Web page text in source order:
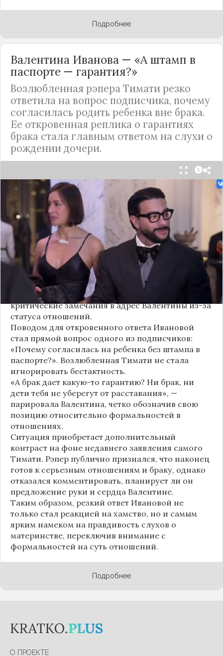
Подробнее
Валентина Иванова — «А штамп в
паспорте — гарантия?»
Возлюбленная рэпера Тимати резко
ответила на вопрос подписчика, почему
согласилась родить ребенка вне брака.
Ее откровенная реплика о гарантиях
брака стала главным ответом на слухи о
рождении дочери.
Валентина Иванова, избранница рэпера Тимати,
публично ответила на бестактный вопрос о
своем решении родить ребенка вне
официального брака. Ее резкая реакция стала
первым косвенным подтверждением слухов о
рождении дочери, ранее распространяемых
изданием «СтарХит».
Хотя сама звездная пара официально не
объявляла о пополнении, поклонники уже
засыпали их поздравлениями. Однако
некоторые комментаторы позволили себе
критические замечания в адрес Валентины из-за
статуса отношений.
Поводом для откровенного ответа Ивановой
стал прямой вопрос одного из подписчиков:
«Почему согласилась на ребенка без штампа в
паспорте?». Возлюбленная Тимати не стала
игнорировать бестактность.
«А брак дает какую-то гарантию? Ни брак, ни
дети тебя не уберегут от расставания», —
парировала Валентина, четко обозначив свою
позицию относительно формальностей в
отношениях.
Ситуация приобретает дополнительный
контраст на фоне недавнего заявления самого
Тимати. Рэпер публично признался, что наконец
готов к серьезным отношениям и браку, однако
отказался комментировать, планирует ли он
предложение руки и сердца Валентине.
Таким образом, резкий ответ Ивановой не
только стал реакцией на хамство, но и самым
ярким намеком на правдивость слухов о
материнстве, переключив внимание с
формальностей на суть отношений.
Подробнее
О ПРОЕКТЕ